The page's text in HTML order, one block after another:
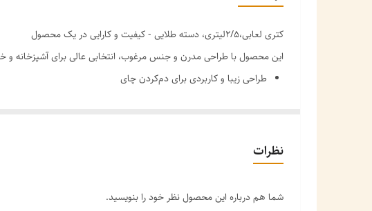
کتری لعابی،2/5لیتری، دسته طلایی - کیفیت و کارایی در یک محصول
این محصول با طراحی مدرن و جنس مرغوب، انتخابی عالی برای آشپزخانه و
طراحی زیبا و کاربردی برای دم‌کردن چای
نظرات
شما هم درباره این محصول نظر خود را بنویسید.